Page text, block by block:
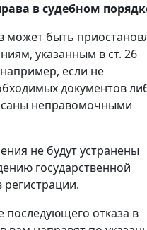
в судебном
может быть
указанным в ст. 26
если не
документов
неправомочными
не будут устранены
государственной
регистрации.
последующего отказа в